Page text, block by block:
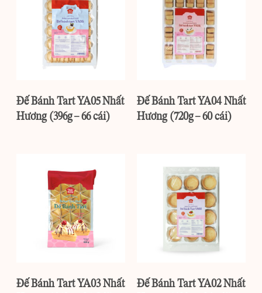
Đế Bánh Tart YA05 Nhất
Hương (396g – 66 cái)
Đế Bánh Tart YA04 Nhất
Hương (720g – 60 cái)
Đế Bánh Tart YA03 Nhất
Đế Bánh Tart YA02 Nhất